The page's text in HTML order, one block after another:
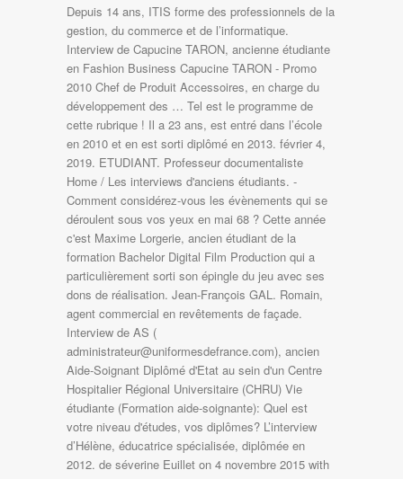
Depuis 14 ans, ITIS forme des professionnels de la
gestion, du commerce et de l’informatique.
Interview de Capucine TARON, ancienne étudiante
en Fashion Business Capucine TARON - Promo
2010 Chef de Produit Accessoires, en charge du
développement des … Tel est le programme de
cette rubrique ! Il a 23 ans, est entré dans l’école
en 2010 et en est sorti diplômé en 2013. février 4,
2019. ETUDIANT. Professeur documentaliste
Home / Les interviews d'anciens étudiants. -
Comment considérez-vous les évènements qui se
déroulent sous vos yeux en mai 68 ? Cette année
c'est Maxime Lorgerie, ancien étudiant de la
formation Bachelor Digital Film Production qui a
particulièrement sorti son épingle du jeu avec ses
dons de réalisation. Jean-François GAL. Romain,
agent commercial en revêtements de façade.
Interview de AS (
administrateur@uniformesdefrance.com), ancien
Aide-Soignant Diplômé d'Etat au sein d'un Centre
Hospitalier Régional Universitaire (CHRU) Vie
étudiante (Formation aide-soignante): Quel est
votre niveau d'études, vos diplômes? L’interview
d’Hélène, éducatrice spécialisée, diplômée en
2012. de séverine Euillet on 4 novembre 2015 with